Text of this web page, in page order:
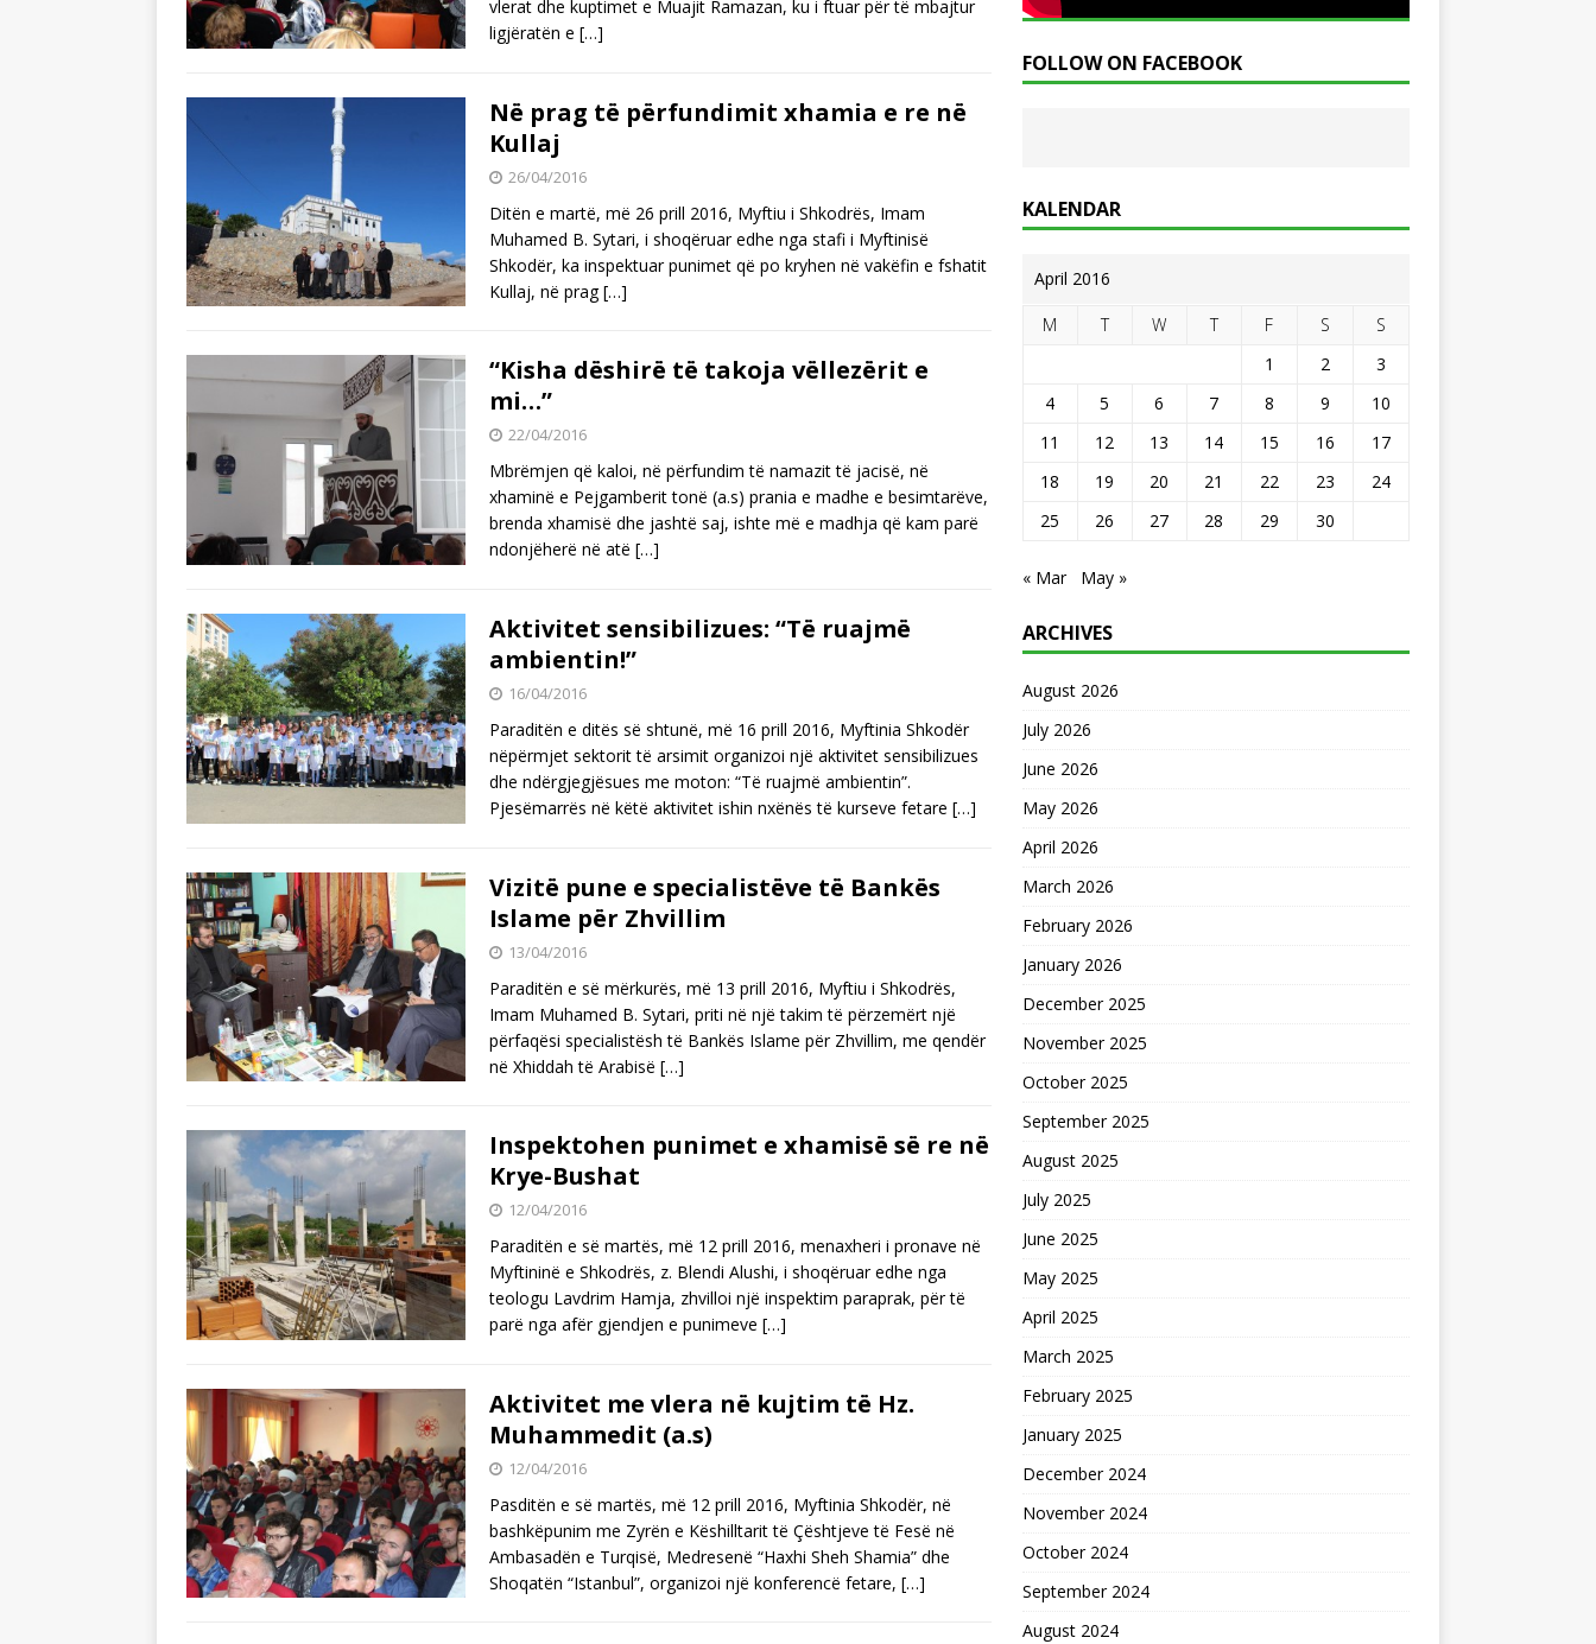
vlerat dhe kuptimet e Muajit Ramazan, ku i ftuar për të mbajtur
ligjëratën e […]
Në prag të përfundimit xhamia e re në
Kullaj
26/04/2016
Ditën e martë, më 26 prill 2016, Myftiu i Shkodrës, Imam
Muhamed B. Sytari, i shoqëruar edhe nga stafi i Myftinisë
Shkodër, ka inspektuar punimet që po kryhen në vakëfin e fshatit
Kullaj, në prag[…]
“Kisha dëshirë të takoja vëllezërit e
mi…”
22/04/2016
Mbrëmjen që kaloi, në përfundim të namazit të jacisë, në
xhaminë e Pejgamberit tonë (a.s) prania e madhe e besimtarëve,
brenda xhamisë dhe jashtë saj, ishte më e madhja që kam parë
ndonjëherë në atë […]
Aktivitet sensibilizues: “Të ruajmë
ambientin!”
16/04/2016
Paraditën e ditës së shtunë, më 16 prill 2016, Myftinia Shkodër
nëpërmjet sektorit të arsimit organizoi një aktivitet sensibilizues
dhe ndërgjegjësues me moton: “Të ruajmë ambientin”.
Pjesëmarrës në këtë aktivitet ishin nxënës të kurseve fetare […]
Vizitë pune e specialistëve të Bankës
Islame për Zhvillim
13/04/2016
Paraditën e së mërkurës, më 13 prill 2016, Myftiu i Shkodrës,
Imam Muhamed B. Sytari, priti në një takim të përzemërt një
përfaqësi specialistësh të Bankës Islame për Zhvillim, me qendër
në Xhiddah të Arabisë […]
Inspektohen punimet e xhamisë së re në
Krye-Bushat
12/04/2016
Paraditën e së martës, më 12 prill 2016, menaxheri i pronave në
Myftininë e Shkodrës, z. Blendi Alushi, i shoqëruar edhe nga
teologu Lavdrim Hamja, zhvilloi një inspektim paraprak, për të
parë nga afër gjendjen e punimeve […]
Aktivitet me vlera në kujtim të Hz.
Muhammedit (a.s)
12/04/2016
Pasditën e së martës, më 12 prill 2016, Myftinia Shkodër, në
bashkëpunim me Zyrën e Këshilltarit të Çështjeve të Fesë në
Ambasadën e Turqisë, Medresenë “Haxhi Sheh Shamia” dhe
Shoqatën “Istanbul”, organizoi një konferencë fetare, […]
FOLLOW ON FACEBOOK
KALENDAR
April 2016
M T W T F S
S
1
2
3
4
5 6 7 8 9
10
11
12 13 14 15 16
17
18
19 20 21 22 23
24
25
26 27 28 29 30
« Mar May »
ARCHIVES
August 2026
July 2026
June 2026
May 2026
April 2026
March 2026
February 2026
January 2026
December 2025
November 2025
October 2025
September 2025
August 2025
July 2025
June 2025
May 2025
April 2025
March 2025
February 2025
January 2025
December 2024
November 2024
October 2024
September 2024
August 2024